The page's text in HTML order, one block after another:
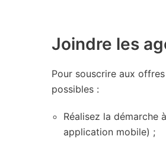
Joindre les
Pour souscrire aux
possibles :
Réalisez la démarche
application mobile) ;